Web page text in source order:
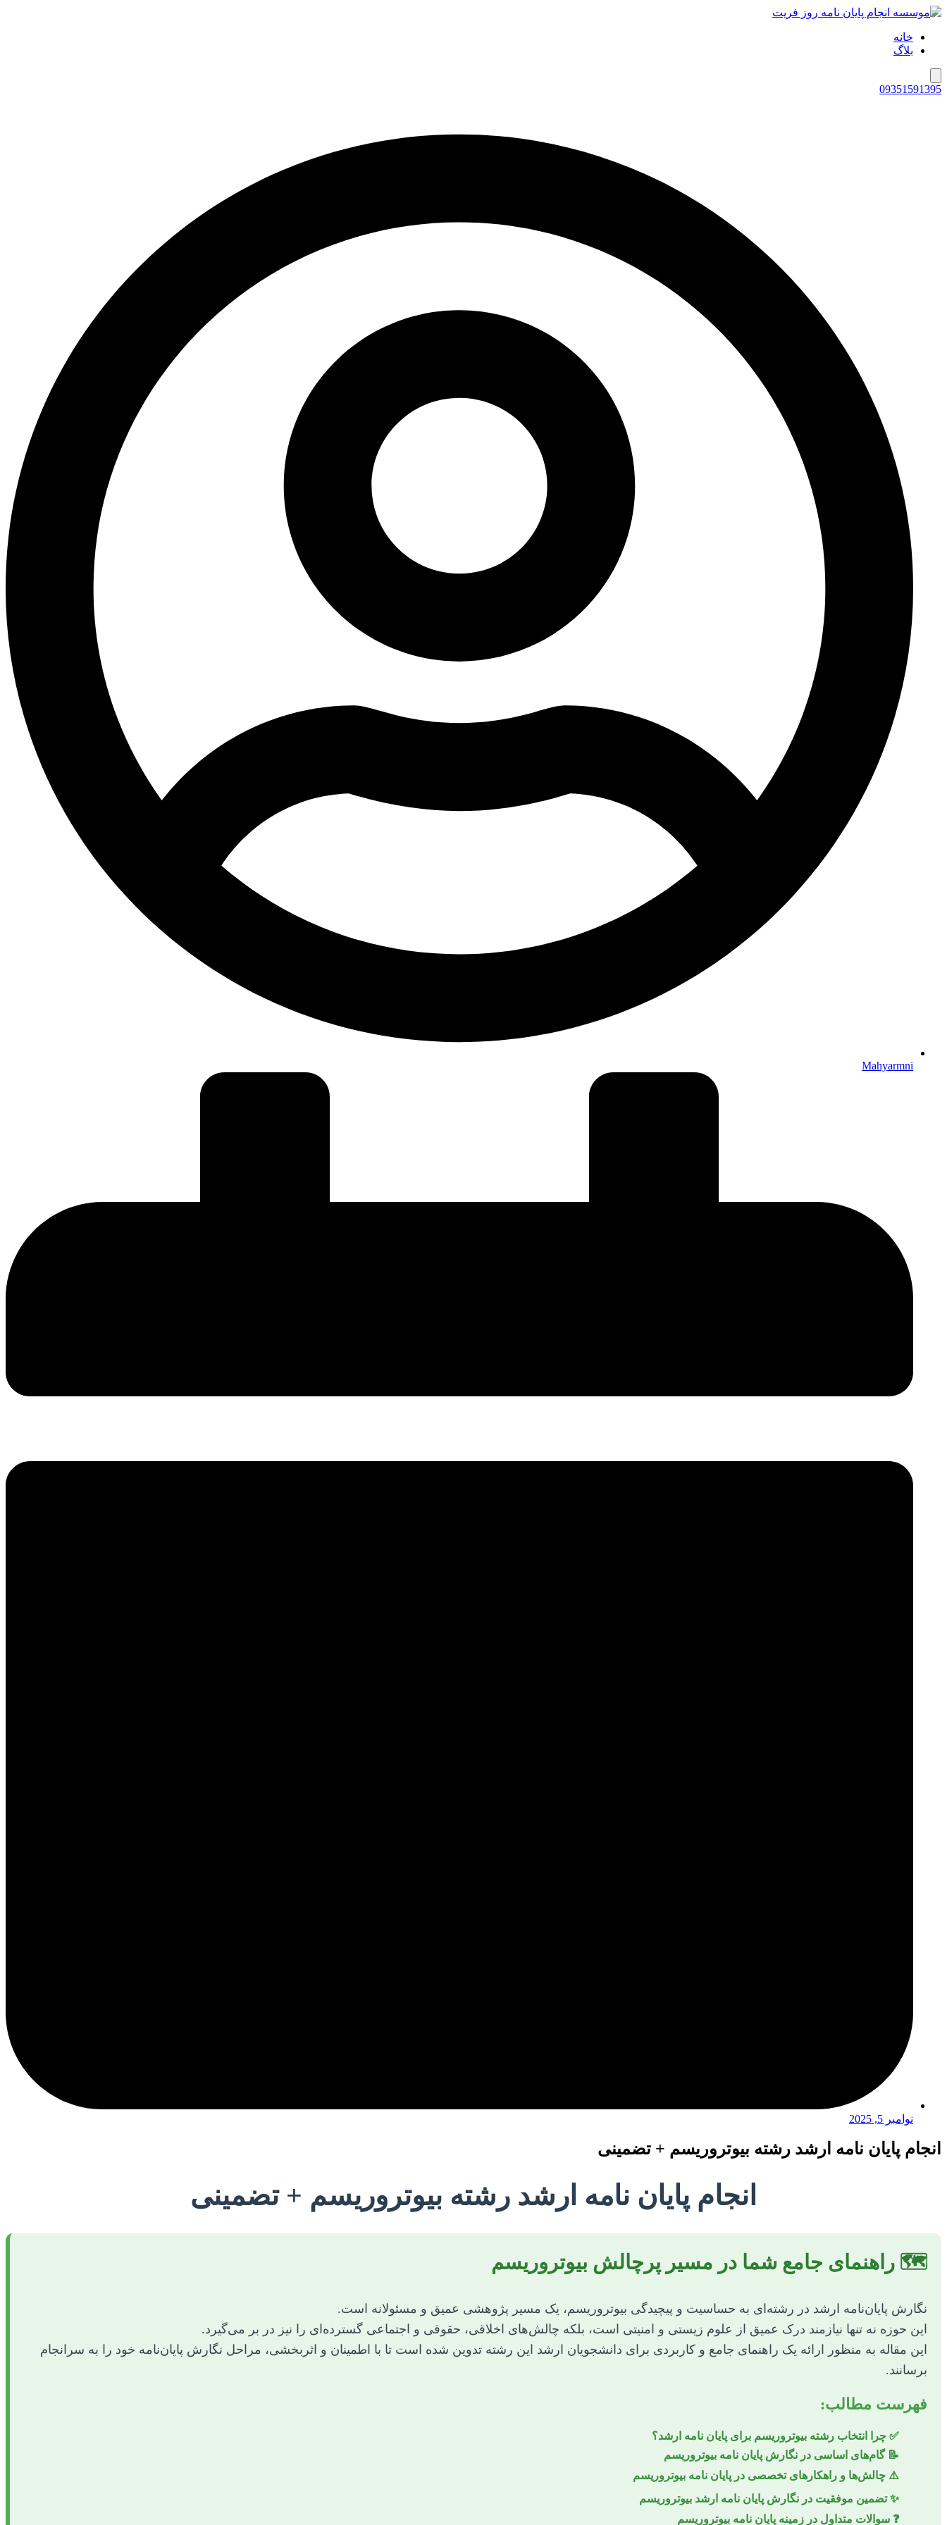
خانه
بلاگ
09351591395
Mahyarmni
نوامبر 5, 2025
انجام پایان نامه ارشد رشته بیوتروریسم + تضمینی
انجام پایان نامه ارشد رشته بیوتروریسم + تضمینی
🗺️ راهنمای جامع شما در مسیر پرچالش بیوتروریسم
نگارش پایان‌نامه ارشد در رشته‌ای به حساسیت و پیچیدگی بیوتروریسم، یک مسیر پژوهشی عمیق و مسئولانه است.
این حوزه نه تنها نیازمند درک عمیق از علوم زیستی و امنیتی است، بلکه چالش‌های اخلاقی، حقوقی و اجتماعی گسترده‌ای را نیز در بر می‌گیرد.
این مقاله به منظور ارائه یک راهنمای جامع و کاربردی برای دانشجویان ارشد این رشته تدوین شده است تا با اطمینان و اثربخشی، مراحل نگارش پایان‌نامه خود را به سرانجام
برسانند.
فهرست مطالب:
✅ چرا انتخاب رشته بیوتروریسم برای پایان نامه ارشد؟
📝 گام‌های اساسی در نگارش پایان نامه بیوتروریسم
⚠️ چالش‌ها و راهکارهای تخصصی در پایان نامه بیوتروریسم
✨ تضمین موفقیت در نگارش پایان نامه ارشد بیوتروریسم
❓ سوالات متداول در زمینه پایان نامه بیوتروریسم